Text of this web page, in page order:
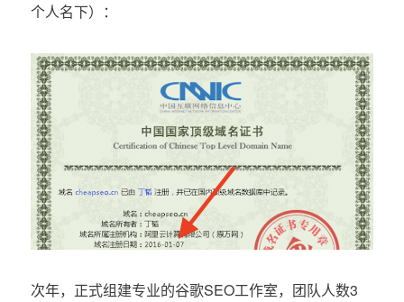
个人名下）：
次年，正式组建专业的谷歌SEO工作室，团队人数3